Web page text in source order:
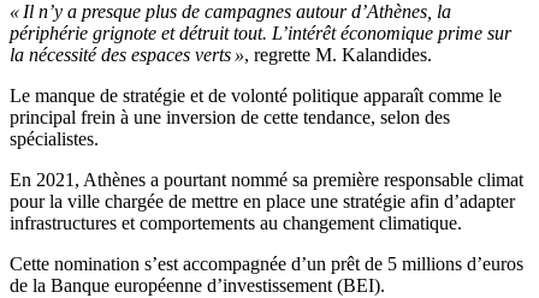
« Il n’y a presque plus de campagnes autour d’Athènes, la
périphérie grignote et détruit tout. L’intérêt économique prime sur
la nécessité des espaces verts », regrette M. Kalandides.
Le manque de stratégie et de volonté politique apparaît comme le
principal frein à une inversion de cette tendance, selon des
spécialistes.
En 2021, Athènes a pourtant nommé sa première responsable climat
pour la ville chargée de mettre en place une stratégie afin d’adapter
infrastructures et comportements au changement climatique.
Cette nomination s’est accompagnée d’un prêt de 5 millions d’euros
de la Banque européenne d’investissement (BEI).